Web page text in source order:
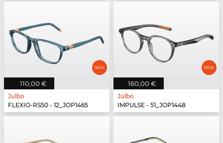
110,00 €
Julbo
FLEXIO-RS50 - 12_JOP1465
160,00 €
Julbo
IMPULSE - 51_JOP1448